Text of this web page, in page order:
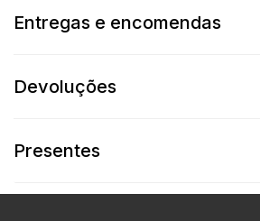
Entregas e encomendas
Devoluções
Presentes